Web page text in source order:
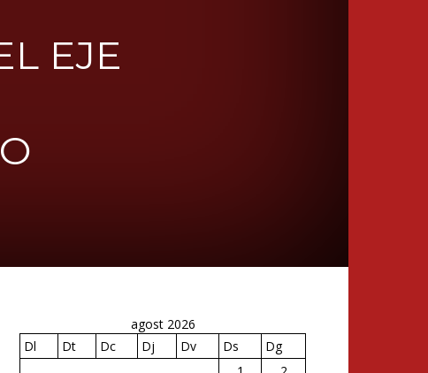
EJE
agost 2026
Dl
Dt Dc Dj Dv Ds
Dg